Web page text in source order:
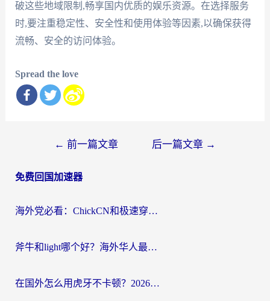
破这些地域限制,畅享国内优质的娱乐资源。在选择服务
时,要注重稳定性、安全性和使用体验等因素,以确保获得
流畅、安全的访问体验。
Spread the love
导
← 前一篇文章 后一篇文章 →
免费回国加速器
海外党必看：ChickCN和极速穿梭VPN好用吗？3招教你选对回国加速器无缝刷国内资源
斧牛和light哪个好？海外华人最关心的回国加速器选择难题，一篇讲透
在国外怎么用虎牙不卡顿？2026海外华人亲测有效的回国加速器选择指南